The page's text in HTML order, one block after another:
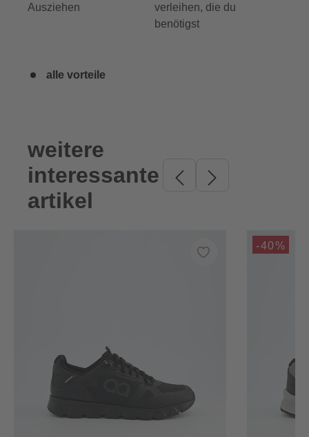
Ausziehen
verleihen, die du
benötigst
alle vorteile
Produktgalerie überspringen
weitere
interessante
artikel
-40%